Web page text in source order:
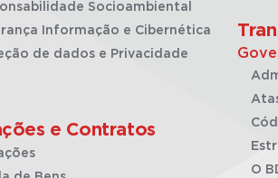
Socioambiental
Informação e Cibernética
de dados e Privacidade
e Contratos
O